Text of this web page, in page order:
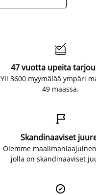

47 vuotta upeita
Yli 3600 myymälää ympäri
49 maassa.

Skandinaaviset
Olemme
jolla on skandinaaviset
